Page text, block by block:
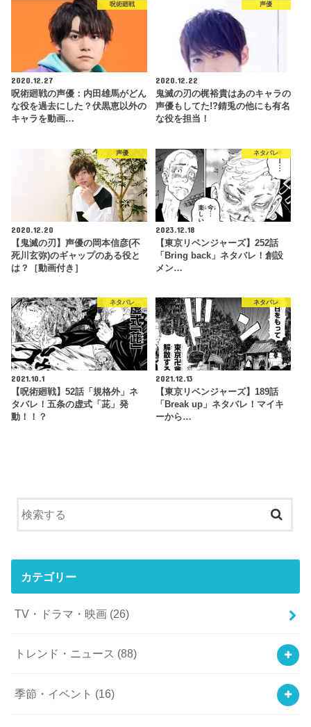
呪術廻戦
2020.12.27
呪術廻戦の声優：内田雄馬がどん
な役を過去にした？伏黒恵以外の
キャラを動画…
声優
2020.12.22
鬼滅の刃の梶裕貴はあのキャラの
声優もしてた!?錆兎の他にも有名
な役を担当！
声優
2020.12.20
【鬼滅の刃】声優の岡本信彦(不
死川玄弥)のギャップのある役と
は？［動画付き］
ネタバレ
2023.12.18
【東京リベンジャーズ】252話
「Bring back」ネタバレ！創設
メン…
ネタバレ
2021.10.1
【呪術廻戦】52話「規格外」ネ
タバレ！五条の虚式「茈」発
動！！？
ネタバレ
2021.12.13
【東京リベンジャーズ】189話
「Break up」ネタバレ！マイキ
ーから…
カテゴリー
TV・ドラマ・映画 (26)
トレンド・ニュース (88)
季節・イベント (16)